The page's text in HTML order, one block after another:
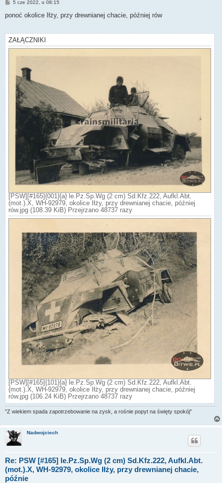
P
s
5 cze 2022, o 08:15
ponoć okolice Iłży, przy drewnianej chacie, później rów
ZAŁĄCZNIKI
[PSW][#165]{001}{a} le.Pz.Sp.Wg (2 cm) Sd.Kfz.222, Aufkl.Abt.
(mot.).X, WH-92979, okolice Iłży, przy drewnianej chacie, później
rów.jpg (108.39 KiB) Przejrzano 48737 razy
[PSW][#165]{101}{a} le.Pz.Sp.Wg (2 cm) Sd.Kfz.222, Aufkl.Abt.
(mot.).X, WH-92979, okolice Iłży, przy drewnianej chacie, później
rów.jpg (106.24 KiB) Przejrzano 48737 razy
"Z wiekiem spada zapotrzebowanie na zysk, a rośnie popyt na święty spokój"
Nadwojciech
Re: PSW [#165] le.Pz.Sp.Wg (2 cm) Sd.Kfz.222, Aufkl.Abt.
(mot.).X, WH-92979, okolice Iłży, przy drewnianej chacie,
późnie